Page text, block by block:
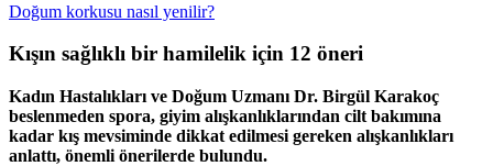
Doğum korkusu nasıl yenilir?
Kışın sağlıklı bir hamilelik için 12 öneri
Kadın Hastalıkları ve Doğum Uzmanı Dr. Birgül Karakoç
beslenmeden spora, giyim alışkanlıklarından cilt bakımına
kadar kış mevsiminde dikkat edilmesi gereken alışkanlıkları
anlattı, önemli önerilerde bulundu.